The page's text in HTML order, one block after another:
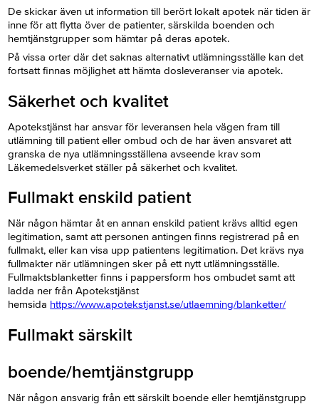
De skickar även ut information till berört lokalt apotek när tiden är
inne för att flytta över de patienter, särskilda boenden och
hemtjänstgrupper som hämtar på deras apotek.
På vissa orter där det saknas alternativt utlämningsställe kan det
fortsatt finnas möjlighet att hämta dosleveranser via apotek.
Säkerhet och kvalitet
Apotekstjänst har ansvar för leveransen hela vägen fram till
utlämning till patient eller ombud och de har även ansvaret att
granska de nya utlämningsställena avseende krav som
Läkemedelsverket ställer på säkerhet och kvalitet.
Fullmakt enskild patient
När någon hämtar åt en annan enskild patient krävs alltid egen
legitimation, samt att personen antingen finns registrerad på en
fullmakt, eller kan visa upp patientens legitimation. Det krävs nya
fullmakter när utlämningen sker på ett nytt utlämningsställe.
Fullmaktsblanketter finns i pappersform hos ombudet samt att
ladda ner från Apotekstjänst
hemsida https://www.apotekstjanst.se/utlaemning/blanketter/
Fullmakt särskilt
boende/hemtjänstgrupp
När någon ansvarig från ett särskilt boende eller hemtjänstgrupp